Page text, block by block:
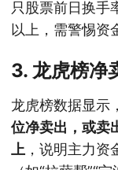
只股票前日换手
以上，需警惕资
3. 龙虎榜净
龙虎榜数据显示，
位净卖出，或卖
上 ，说明主力